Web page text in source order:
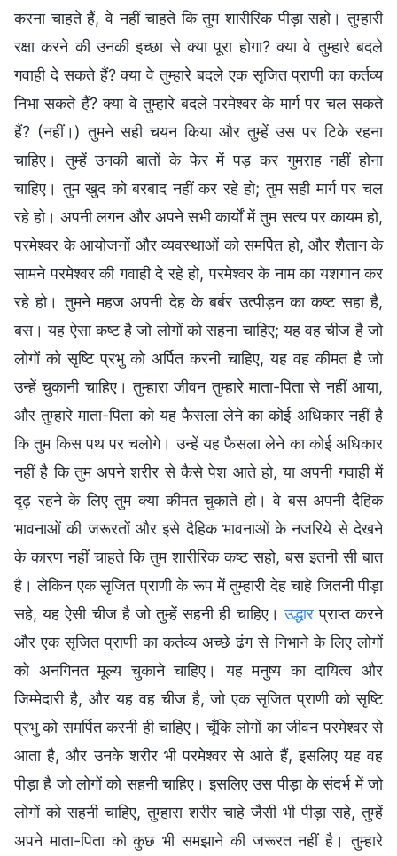
करना चाहते हैं, वे नहीं चाहते कि तुम शारीरिक पीड़ा सहो। तुम्हारी
रक्षा करने की उनकी इच्छा से क्या पूरा होगा? क्या वे तुम्हारे बदले
गवाही दे सकते हैं? क्या वे तुम्हारे बदले एक सृजित प्राणी का कर्तव्य
निभा सकते हैं? क्या वे तुम्हारे बदले परमेश्वर के मार्ग पर चल सकते
हैं? (नहीं।) तुमने सही चयन किया और तुम्हें उस पर टिके रहना
चाहिए। तुम्हें उनकी बातों के फेर में पड़ कर गुमराह नहीं होना
चाहिए। तुम खुद को बरबाद नहीं कर रहे हो; तुम सही मार्ग पर चल
रहे हो। अपनी लगन और अपने सभी कार्यों में तुम सत्य पर कायम हो,
परमेश्वर के आयोजनों और व्यवस्थाओं को समर्पित हो, और शैतान के
सामने परमेश्वर की गवाही दे रहे हो, परमेश्वर के नाम का यशगान कर
रहे हो। तुमने महज अपनी देह के बर्बर उत्पीड़न का कष्ट सहा है,
बस। यह ऐसा कष्ट है जो लोगों को सहना चाहिए; यह वह चीज है जो
लोगों को सृष्टि प्रभु को अर्पित करनी चाहिए, यह वह कीमत है जो
उन्हें चुकानी चाहिए। तुम्हारा जीवन तुम्हारे माता-पिता से नहीं आया,
और तुम्हारे माता-पिता को यह फैसला लेने का कोई अधिकार नहीं है
कि तुम किस पथ पर चलोगे। उन्हें यह फैसला लेने का कोई अधिकार
नहीं है कि तुम अपने शरीर से कैसे पेश आते हो, या अपनी गवाही में
दृढ़ रहने के लिए तुम क्या कीमत चुकाते हो। वे बस अपनी दैहिक
भावनाओं की जरूरतों और इसे दैहिक भावनाओं के नजरिये से देखने
के कारण नहीं चाहते कि तुम शारीरिक कष्ट सहो, बस इतनी सी बात
है। लेकिन एक सृजित प्राणी के रूप में तुम्हारी देह चाहे जितनी पीड़ा
सहे, यह ऐसी चीज है जो तुम्हें सहनी ही चाहिए।उद्धारप्राप्त करने
और एक सृजित प्राणी का कर्तव्य अच्छे ढंग से निभाने के लिए लोगों
को अनगिनत मूल्य चुकाने चाहिए। यह मनुष्य का दायित्व और
जिम्मेदारी है, और यह वह चीज है, जो एक सृजित प्राणी को सृष्टि
प्रभु को समर्पित करनी ही चाहिए। चूँकि लोगों का जीवन परमेश्वर से
आता है, और उनके शरीर भी परमेश्वर से आते हैं, इसलिए यह वह
पीड़ा है जो लोगों को सहनी चाहिए। इसलिए उस पीड़ा के संदर्भ में जो
लोगों को सहनी चाहिए, तुम्हारा शरीर चाहे जैसी भी पीड़ा सहे, तुम्हें
अपने माता-पिता को कुछ भी समझाने की जरूरत नहीं है। तुम्हारे